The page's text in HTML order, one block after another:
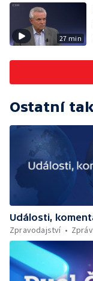
27 min
Ostatní
Události,
Zpravodajství